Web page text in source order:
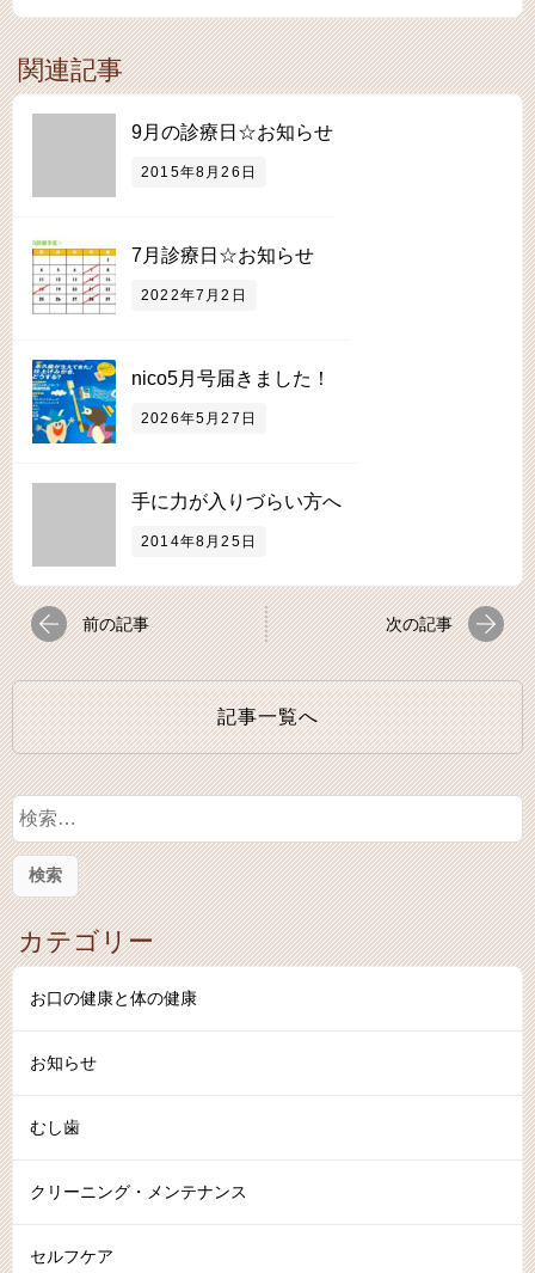
関連記事
9月の診療日☆お知らせ
2015年8月26日
7月診療日☆お知らせ
2022年7月2日
nico5月号届きました！
2026年5月27日
手に力が入りづらい方へ
2014年8月25日
前の記事 次の記事
記事一覧へ
検
索
:
カテゴリー
お口の健康と体の健康
お知らせ
むし歯
クリーニング・メンテナンス
セルフケア